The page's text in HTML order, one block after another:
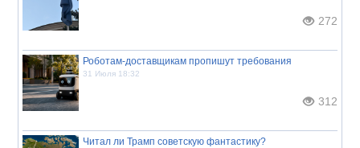
272
Роботам-доставщикам пропишут требования
31 Июля 18:32
312
Читал ли Трамп советскую фантастику?